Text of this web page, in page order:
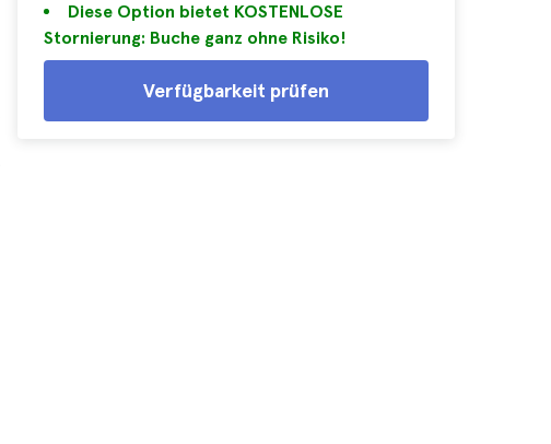
Diese Option bietet KOSTENLOSE
Stornierung: Buche ganz ohne Risiko!
Verfügbarkeit prüfen